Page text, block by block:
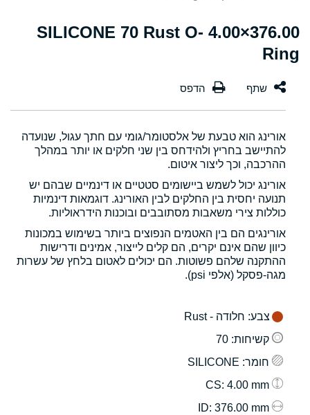
376.00×4.00 SILICONE 70 Rust O-
Ring
אורינג הוא טבעת של אלסטומר/גומי עם חתך עגול, שנועדה
להתיישב בחריץ ולהידחס בין שני חלקים או יותר במהלך
ההרכבה, וכך ליצור איטום.
אורינג יכול לשמש ביישומים סטטיים או דינמיים שבהם יש
תנועה יחסית בין החלקים לבין האורינג. דוגמאות דינמיות
כוללות צירי משאבות מסתובבים ובוכנות הידראוליות.
אורינגים הם בין האטמים הנפוצים ביותר בשימוש במכונות
כיוון שהם אינם יקרים, הם קלים לייצור, אמינים ודרישות
ההתקנה שלהם פשוטות. הם יכולים לאטום בלחץ של עשרות
מגה-פסקל (אלפי psi).
צבע: חלודה - Rust
קשיחות: 70
חומר: SILICONE
: 4.00 mm
: 376.00 mm